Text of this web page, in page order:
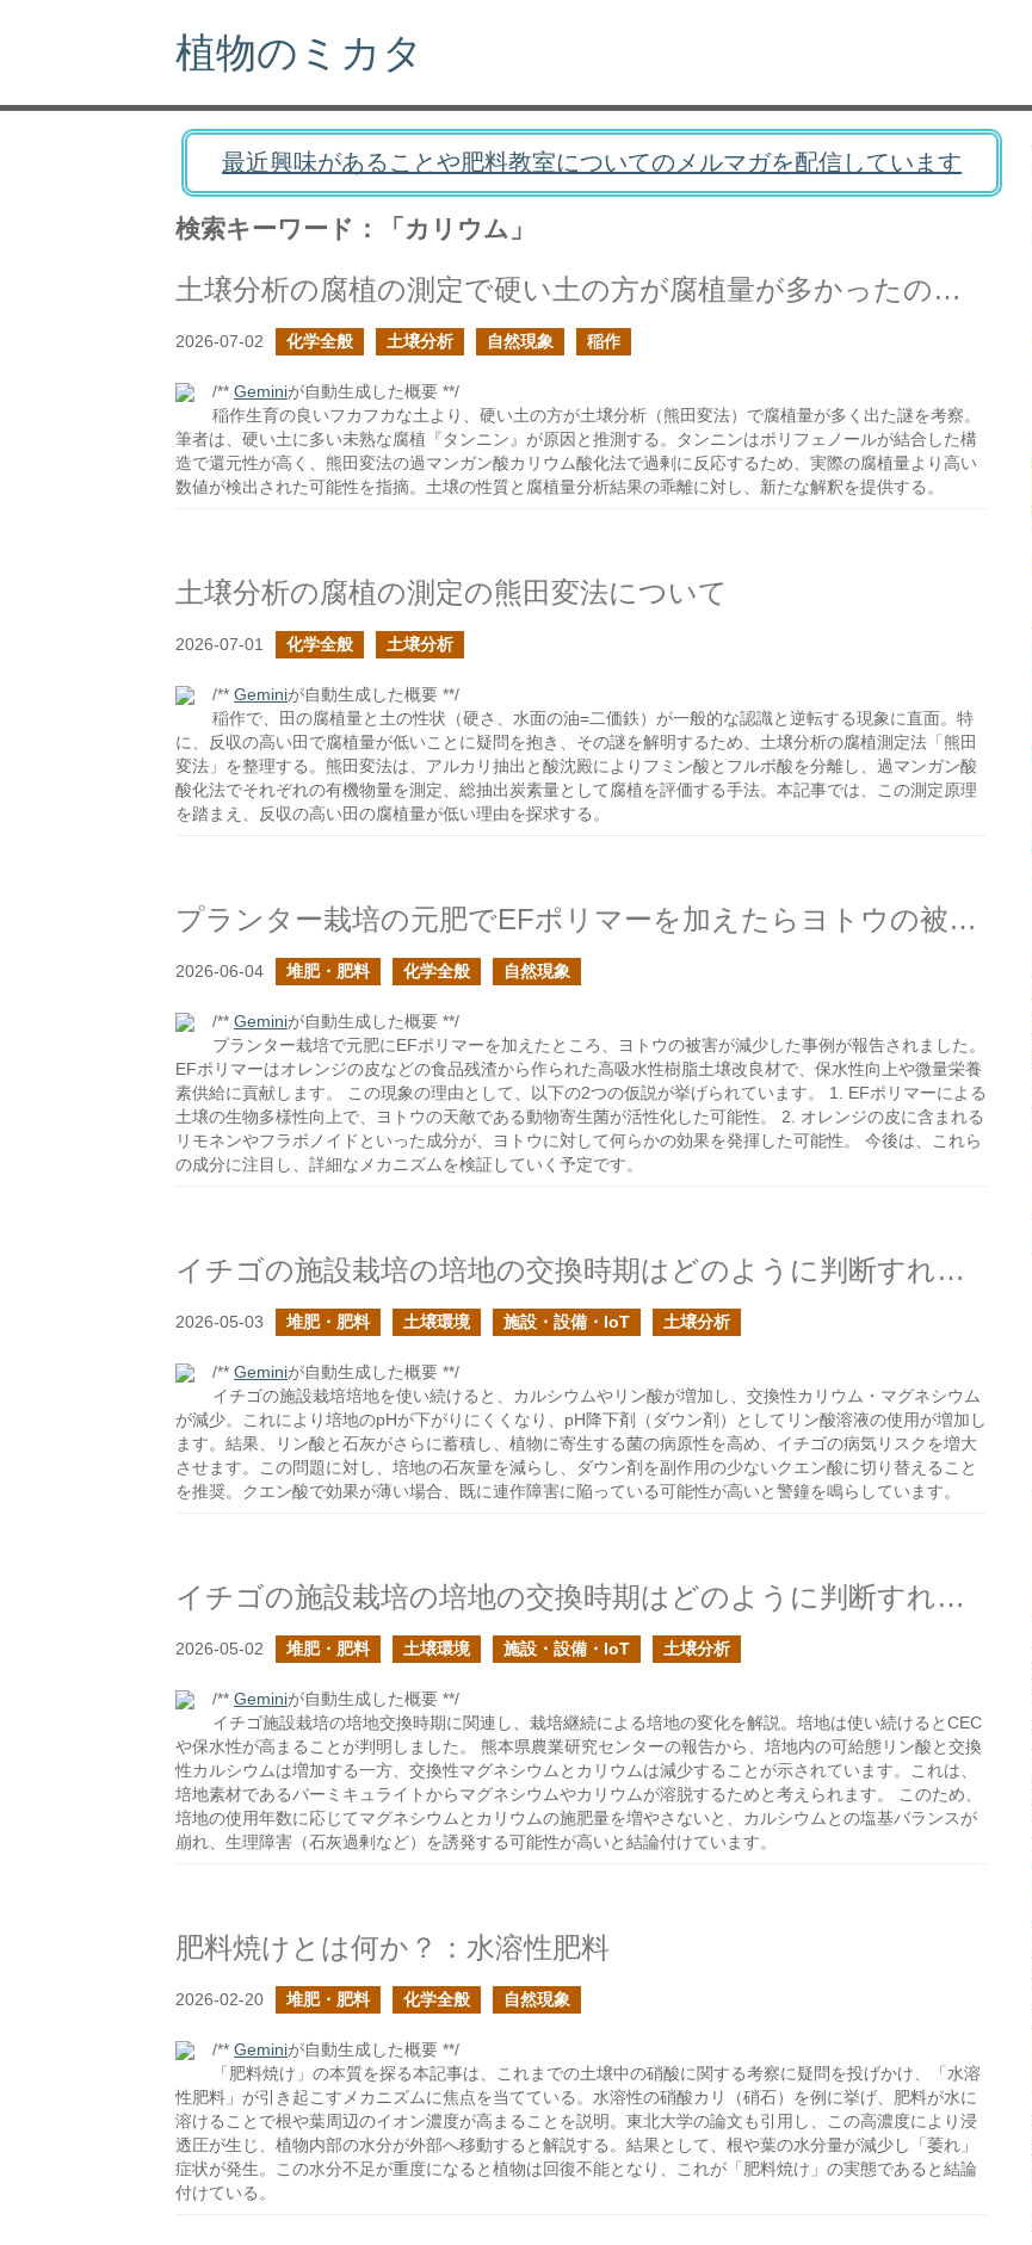
植物のミカタ
最近興味があることや肥料教室についてのメルマガを配信しています
検索キーワード：「カリウム」
土壌分析の腐植の測定で硬い土の方が腐植量が多かったのは何故だろう？
2026-07-02 化学全般 土壌分析 自然現象 稲作
/** Geminiが自動生成した概要 **/
稲作生育の良いフカフカな土より、硬い土の方が土壌分析（熊田変法）で腐植量が多く出た謎を考察。
筆者は、硬い土に多い未熟な腐植『タンニン』が原因と推測する。タンニンはポリフェノールが結合した構
造で還元性が高く、熊田変法の過マンガン酸カリウム酸化法で過剰に反応するため、実際の腐植量より高い
数値が検出された可能性を指摘。土壌の性質と腐植量分析結果の乖離に対し、新たな解釈を提供する。
土壌分析の腐植の測定の熊田変法について
2026-07-01 化学全般 土壌分析
/** Geminiが自動生成した概要 **/
稲作で、田の腐植量と土の性状（硬さ、水面の油=二価鉄）が一般的な認識と逆転する現象に直面。特
に、反収の高い田で腐植量が低いことに疑問を抱き、その謎を解明するため、土壌分析の腐植測定法「熊田
変法」を整理する。熊田変法は、アルカリ抽出と酸沈殿によりフミン酸とフルボ酸を分離し、過マンガン酸
酸化法でそれぞれの有機物量を測定、総抽出炭素量として腐植を評価する手法。本記事では、この測定原理
を踏まえ、反収の高い田の腐植量が低い理由を探求する。
プランター栽培の元肥でEFポリマーを加えたらヨトウの被害が減ったのは何故？
2026-06-04 堆肥・肥料 化学全般 自然現象
/** Geminiが自動生成した概要 **/
プランター栽培で元肥にEFポリマーを加えたところ、ヨトウの被害が減少した事例が報告されました。
EFポリマーはオレンジの皮などの食品残渣から作られた高吸水性樹脂土壌改良材で、保水性向上や微量栄養
素供給に貢献します。 この現象の理由として、以下の2つの仮説が挙げられています。 1. EFポリマーによる
土壌の生物多様性向上で、ヨトウの天敵である動物寄生菌が活性化した可能性。 2. オレンジの皮に含まれる
リモネンやフラボノイドといった成分が、ヨトウに対して何らかの効果を発揮した可能性。 今後は、これら
の成分に注目し、詳細なメカニズムを検証していく予定です。
イチゴの施設栽培の培地の交換時期はどのように判断すれば良い？の続きの続き
2026-05-03 堆肥・肥料 土壌環境 施設・設備・IoT 土壌分析
/** Geminiが自動生成した概要 **/
イチゴの施設栽培培地を使い続けると、カルシウムやリン酸が増加し、交換性カリウム・マグネシウム
が減少。これにより培地のpHが下がりにくくなり、pH降下剤（ダウン剤）としてリン酸溶液の使用が増加し
ます。結果、リン酸と石灰がさらに蓄積し、植物に寄生する菌の病原性を高め、イチゴの病気リスクを増大
させます。この問題に対し、培地の石灰量を減らし、ダウン剤を副作用の少ないクエン酸に切り替えること
を推奨。クエン酸で効果が薄い場合、既に連作障害に陥っている可能性が高いと警鐘を鳴らしています。
イチゴの施設栽培の培地の交換時期はどのように判断すれば良い？の続き
2026-05-02 堆肥・肥料 土壌環境 施設・設備・IoT 土壌分析
/** Geminiが自動生成した概要 **/
イチゴ施設栽培の培地交換時期に関連し、栽培継続による培地の変化を解説。培地は使い続けるとCEC
や保水性が高まることが判明しました。 熊本県農業研究センターの報告から、培地内の可給態リン酸と交換
性カルシウムは増加する一方、交換性マグネシウムとカリウムは減少することが示されています。これは、
培地素材であるバーミキュライトからマグネシウムやカリウムが溶脱するためと考えられます。 このため、
培地の使用年数に応じてマグネシウムとカリウムの施肥量を増やさないと、カルシウムとの塩基バランスが
崩れ、生理障害（石灰過剰など）を誘発する可能性が高いと結論付けています。
肥料焼けとは何か？：水溶性肥料
2026-02-20 堆肥・肥料 化学全般 自然現象
/** Geminiが自動生成した概要 **/
「肥料焼け」の本質を探る本記事は、これまでの土壌中の硝酸に関する考察に疑問を投げかけ、「水溶
性肥料」が引き起こすメカニズムに焦点を当てている。水溶性の硝酸カリ（硝石）を例に挙げ、肥料が水に
溶けることで根や葉周辺のイオン濃度が高まることを説明。東北大学の論文も引用し、この高濃度により浸
透圧が生じ、植物内部の水分が外部へ移動すると解説する。結果として、根や葉の水分量が減少し「萎れ」
症状が発生。この水分不足が重度になると植物は回復不能となり、これが「肥料焼け」の実態であると結論
付けている。